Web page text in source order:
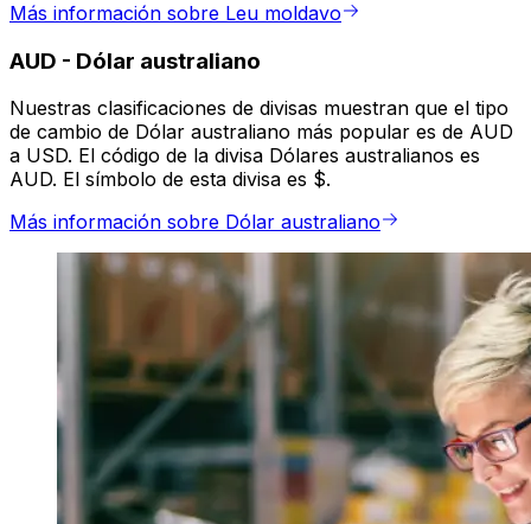
Más información sobre Leu moldavo
AUD - Dólar australiano
Nuestras clasificaciones de divisas muestran que el tipo
de cambio de Dólar australiano más popular es de AUD
a USD. El código de la divisa Dólares australianos es
AUD. El símbolo de esta divisa es $.
Más información sobre Dólar australiano